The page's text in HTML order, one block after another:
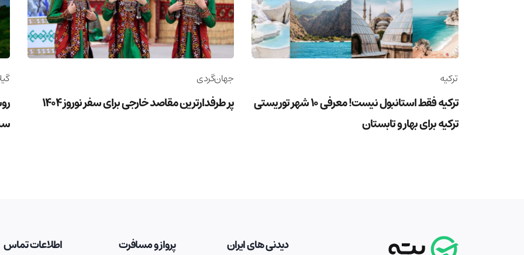
ترکیه
ترکیه فقط استانبول نیست! معرفی 10 شهر توریستی
ترکیه برای بهار و تابستان
جهان‌گردی
پر طرفدارترین مقاصد خارجی برای سفر نوروز 1404
دیدنی های ایران پرواز و مسافرت اطلاعات تماس